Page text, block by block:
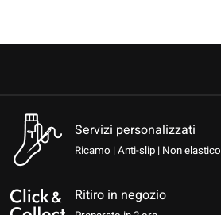
Servizi personalizzati
Ricamo | Anti-slip | Non elastico
Ritiro in negozio